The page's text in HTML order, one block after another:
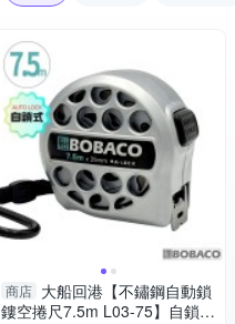
商店 大船回港【不鏽鋼自動鎖
鏤空捲尺7.5m L03-75】自鎖式